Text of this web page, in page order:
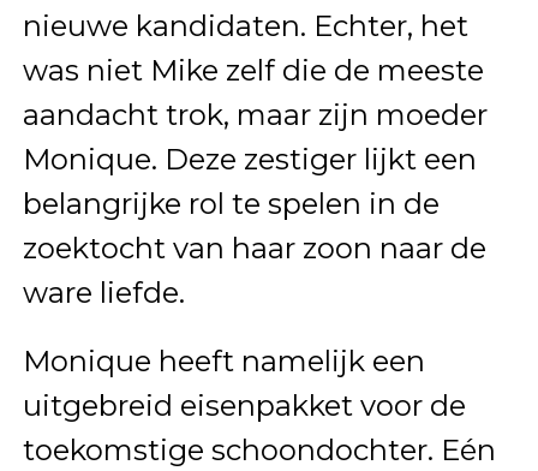
nieuwe kandidaten. Echter, het
was niet Mike zelf die de meeste
aandacht trok, maar zijn moeder
Monique. Deze zestiger lijkt een
belangrijke rol te spelen in de
zoektocht van haar zoon naar de
ware liefde.
Monique heeft namelijk een
uitgebreid eisenpakket voor de
toekomstige schoondochter. Eén